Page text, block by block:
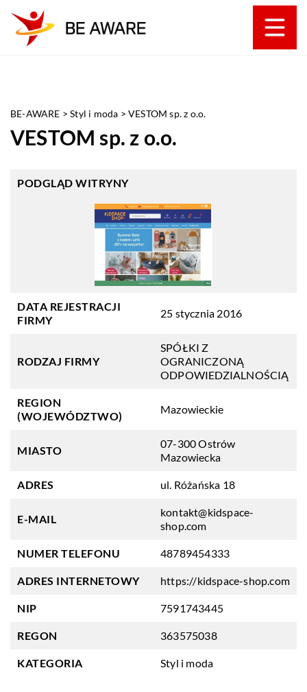
BE-AWARE >Styl i moda >VESTOM sp. z o.o.
VESTOM sp. z o.o.
PODGLĄD WITRYNY
DATA REJESTRACJI
FIRMY
25 stycznia 2016
RODZAJ FIRMY
SPÓŁKI Z
OGRANICZONĄ
ODPOWIEDZIALNOŚCIĄ
REGION
(WOJEWÓDZTWO)
Mazowieckie
MIASTO
07-300 Ostrów
Mazowiecka
ADRES ul. Różańska 18
E-MAIL
kontakt@kidspace-
shop.com
NUMER TELEFONU 48789454333
ADRES INTERNETOWY https://kidspace-shop.com
NIP 7591743445
REGON 363575038
KATEGORIA Styl i moda